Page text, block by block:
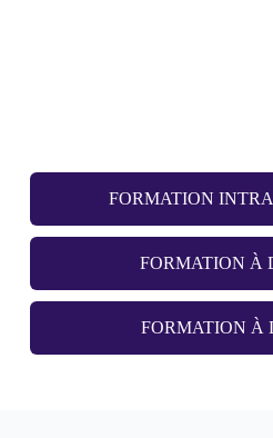
FORMATION
FORMATION À
FORMATION À